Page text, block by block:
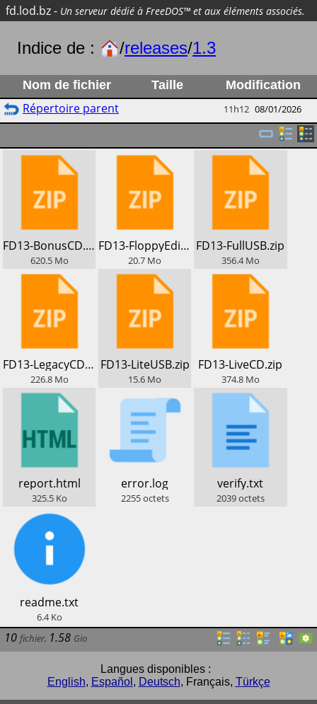
fd.lod.bz- Un serveur dédié à FreeDOS™ et aux éléments associés.
Indice de : /releases/1.3
Nom de fichier Taille Modification
Répertoire parent 11h12 08/01/2026
​FD13-BonusCD.zip
620.5 Mo
​FD13-FloppyEdition.zip
20.7 Mo
​FD13-FullUSB.zip
356.4 Mo
​FD13-LegacyCD.zip
226.8 Mo
​FD13-LiteUSB.zip
15.6 Mo
​FD13-LiveCD.zip
374.8 Mo
​report.html
325.5 Ko
​error.log
2255octets
​verify.txt
2039octets
​readme.txt
6.4 Ko
10 fichier, 1.58 Gio
Langues disponibles :
English, Español , Deutsch, Français, Türkçe